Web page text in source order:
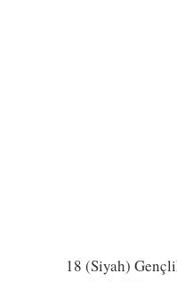
18 (Siyah)